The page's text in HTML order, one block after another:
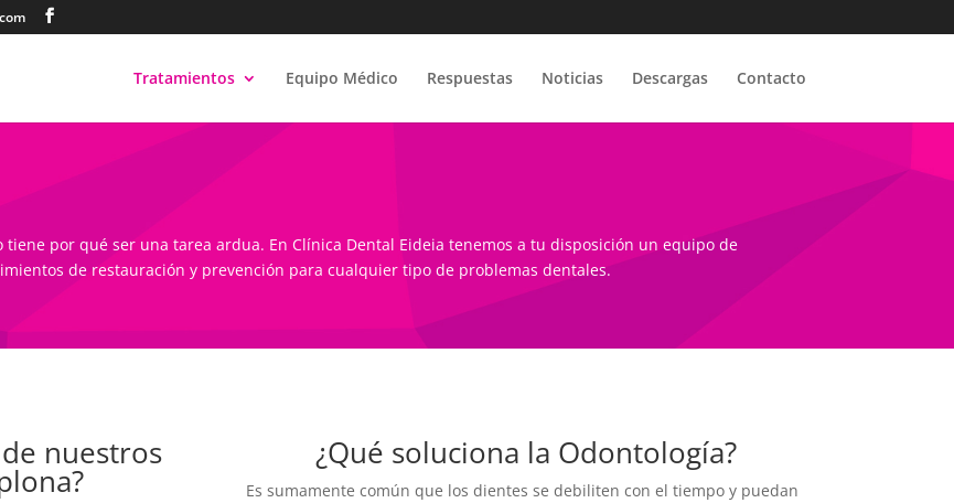
Tratamientos Equipo Médico Respuestas Noticias Descargas Contacto
por qué ser una tarea ardua. En Clínica Dental Eideia tenemos a tu disposición un equipo de
de restauración y prevención para cualquier tipo de problemas dentales.
nuestros ¿Qué soluciona la Odontología?
Es sumamente común que los dientes se debiliten con el tiempo y puedan